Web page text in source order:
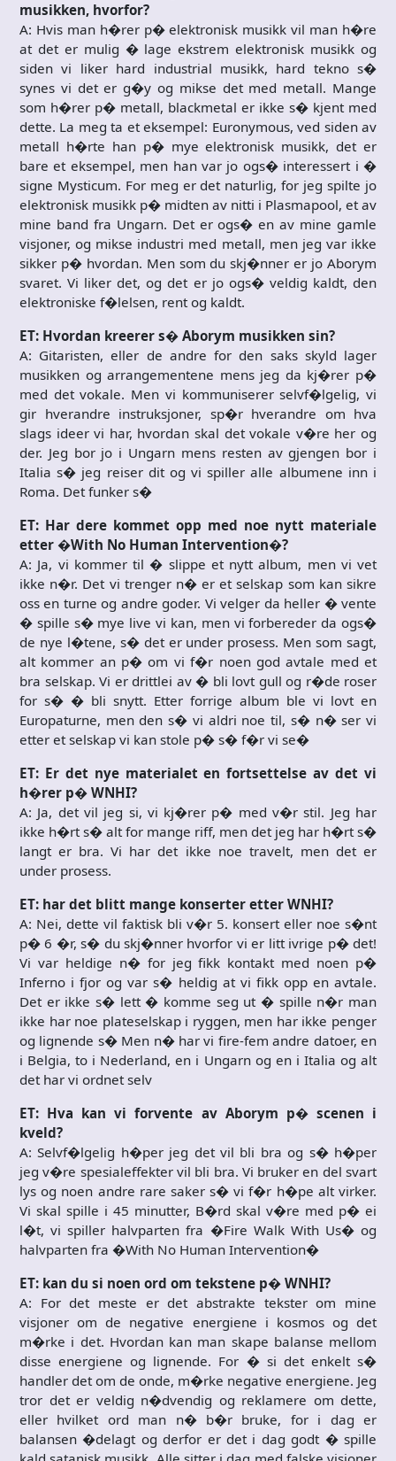
musikken, hvorfor?
A: Hvis man h�rer p� elektronisk musikk vil man h�re
at det er mulig � lage ekstrem elektronisk musikk og
siden vi liker hard industrial musikk, hard tekno s�
synes vi det er g�y og mikse det med metall. Mange
som h�rer p� metall, blackmetal er ikke s� kjent med
dette. La meg ta et eksempel: Euronymous, ved siden av
metall h�rte han p� mye elektronisk musikk, det er
bare et eksempel, men han var jo ogs� interessert i �
signe Mysticum. For meg er det naturlig, for jeg spilte jo
elektronisk musikk p� midten av nitti i Plasmapool, et av
mine band fra Ungarn. Det er ogs� en av mine gamle
visjoner, og mikse industri med metall, men jeg var ikke
sikker p� hvordan. Men som du skj�nner er jo Aborym
svaret. Vi liker det, og det er jo ogs� veldig kaldt, den
elektroniske f�lelsen, rent og kaldt.
ET: Hvordan kreerer s� Aborym musikken sin?
A: Gitaristen, eller de andre for den saks skyld lager
musikken og arrangementene mens jeg da kj�rer p�
med det vokale. Men vi kommuniserer selvf�lgelig, vi
gir hverandre instruksjoner, sp�r hverandre om hva
slags ideer vi har, hvordan skal det vokale v�re her og
der. Jeg bor jo i Ungarn mens resten av gjengen bor i
Italia s� jeg reiser dit og vi spiller alle albumene inn i
Roma. Det funker s�
ET: Har dere kommet opp med noe nytt materiale
etter �With No Human Intervention�?
A: Ja, vi kommer til � slippe et nytt album, men vi vet
ikke n�r. Det vi trenger n� er et selskap som kan sikre
oss en turne og andre goder. Vi velger da heller � vente
� spille s� mye live vi kan, men vi forbereder da ogs�
de nye l�tene, s� det er under prosess. Men som sagt,
alt kommer an p� om vi f�r noen god avtale med et
bra selskap. Vi er drittlei av � bli lovt gull og r�de roser
for s� � bli snytt. Etter forrige album ble vi lovt en
Europaturne, men den s� vi aldri noe til, s� n� ser vi
etter et selskap vi kan stole p� s� f�r vi se�
ET: Er det nye materialet en fortsettelse av det vi
h�rer p� WNHI?
A: Ja, det vil jeg si, vi kj�rer p� med v�r stil. Jeg har
ikke h�rt s� alt for mange riff, men det jeg har h�rt s�
langt er bra. Vi har det ikke noe travelt, men det er
under prosess.
ET: har det blitt mange konserter etter WNHI?
A: Nei, dette vil faktisk bli v�r 5. konsert eller noe s�nt
p� 6 �r, s� du skj�nner hvorfor vi er litt ivrige p� det!
Vi var heldige n� for jeg fikk kontakt med noen p�
Inferno i fjor og var s� heldig at vi fikk opp en avtale.
Det er ikke s� lett � komme seg ut � spille n�r man
ikke har noe plateselskap i ryggen, men har ikke penger
og lignende s� Men n� har vi fire-fem andre datoer, en
i Belgia, to i Nederland, en i Ungarn og en i Italia og alt
det har vi ordnet selv
ET: Hva kan vi forvente av Aborym p� scenen i
kveld?
A: Selvf�lgelig h�per jeg det vil bli bra og s� h�per
jeg v�re spesialeffekter vil bli bra. Vi bruker en del svart
lys og noen andre rare saker s� vi f�r h�pe alt virker.
Vi skal spille i 45 minutter, B�rd skal v�re med p� ei
l�t, vi spiller halvparten fra �Fire Walk With Us� og
halvparten fra �With No Human Intervention�
ET: kan du si noen ord om tekstene p� WNHI?
A: For det meste er det abstrakte tekster om mine
visjoner om de negative energiene i kosmos og det
m�rke i det. Hvordan kan man skape balanse mellom
disse energiene og lignende. For � si det enkelt s�
handler det om de onde, m�rke negative energiene. Jeg
tror det er veldig n�dvendig og reklamere om dette,
eller hvilket ord man n� b�r bruke, for i dag er
balansen �delagt og derfor er det i dag godt � spille